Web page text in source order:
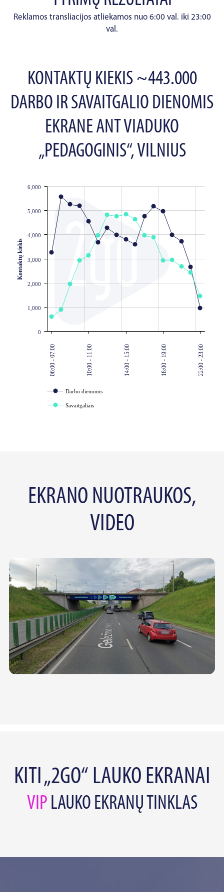
Reklamos transliacijos atliekamos nuo 6:00 val. iki 23:00
val.
KONTAKTŲ KIEKIS ~443.000
DARBO IR SAVAITGALIO DIENOMIS
EKRANE ANT VIADUKO
„PEDAGOGINIS“, VILNIUS
06:00 - 07:00 10:00 - 11:00 14:00 - 15:00 18:00 - 19:00 22:00 - 23:00
0
1,000
2,000
3,000
4,000
5,000
6,000
Kontaktų kiekis
JS chart by amCharts
Darbo dienomis
Savaitgaliais
EKRANO NUOTRAUKOS,
VIDEO
KITI „2GO“ LAUKO EKRANAI
VIP LAUKO EKRANŲ TINKLAS